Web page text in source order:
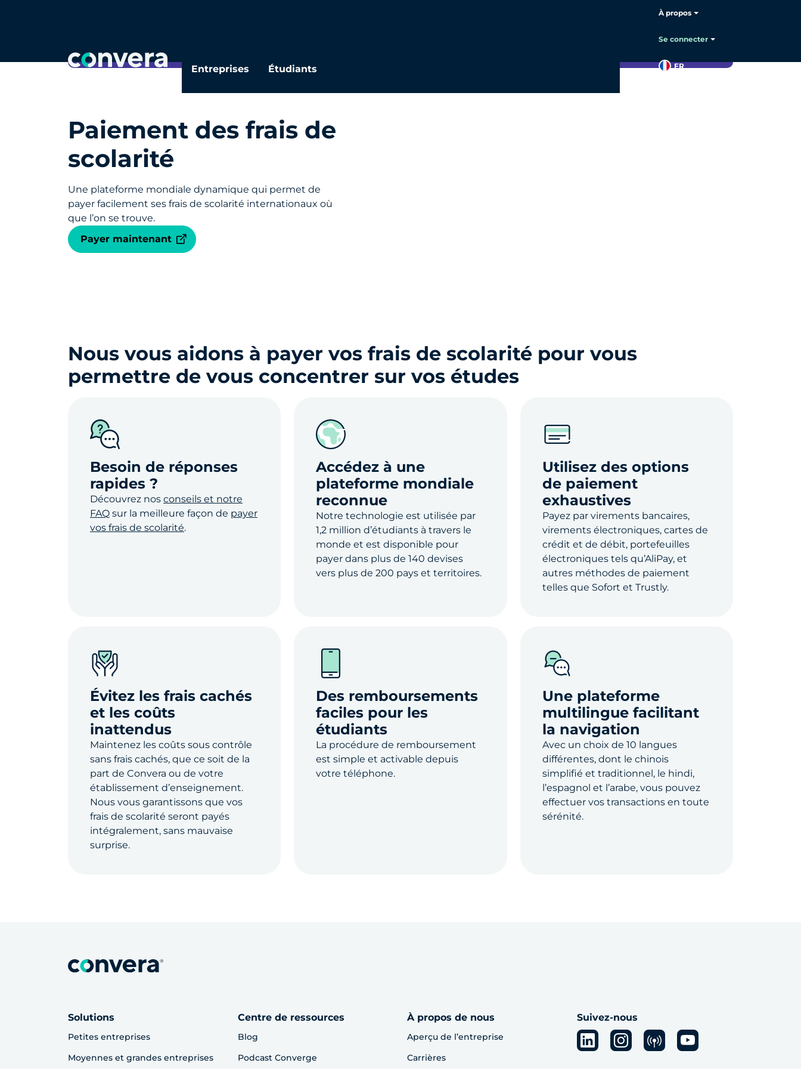
Entreprises Étudiants
À propos
Se connecter
FR
Alerte : Convera n’utilise pas d’application mobile ou WhatsApp pour communiquer.
Paiement des frais de
scolarité
Une plateforme mondiale dynamique qui permet de
payer facilement ses frais de scolarité internationaux où
que l’on se trouve.
Payer maintenant
Nous vous aidons à payer vos frais de scolarité pour vous
permettre de vous concentrer sur vos études
Besoin de réponses
rapides ?
Découvrez nos conseils et notre
FAQ sur la meilleure façon de payer
vos frais de scolarité.
Accédez à une
plateforme mondiale
reconnue
Notre technologie est utilisée par
1,2 million d’étudiants à travers le
monde et est disponible pour
payer dans plus de 140 devises
vers plus de 200 pays et territoires.
Utilisez des options
de paiement
exhaustives
Payez par virements bancaires,
virements électroniques, cartes de
crédit et de débit, portefeuilles
électroniques tels qu’AliPay, et
autres méthodes de paiement
telles que Sofort et Trustly.
Évitez les frais cachés
et les coûts
inattendus
Maintenez les coûts sous contrôle
sans frais cachés, que ce soit de la
part de Convera ou de votre
établissement d’enseignement.
Nous vous garantissons que vos
frais de scolarité seront payés
intégralement, sans mauvaise
surprise.
Des remboursements
faciles pour les
étudiants
La procédure de remboursement
est simple et activable depuis
votre téléphone.
Une plateforme
multilingue facilitant
la navigation
Avec un choix de 10 langues
différentes, dont le chinois
simplifié et traditionnel, le hindi,
l’espagnol et l’arabe, vous pouvez
effectuer vos transactions en toute
sérénité.
Solutions
Petites entreprises
Moyennes et grandes entreprises
Centre de ressources
Blog
Podcast Converge
À propos de nous
Aperçu de l’entreprise
Carrières
Suivez-nous